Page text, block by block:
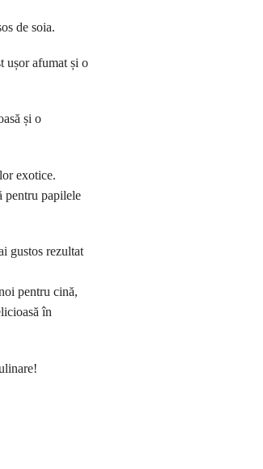
de soia.
ușor afumat și o
și o
exotice.
pentru papilele
gustos rezultat
pentru cină,
în